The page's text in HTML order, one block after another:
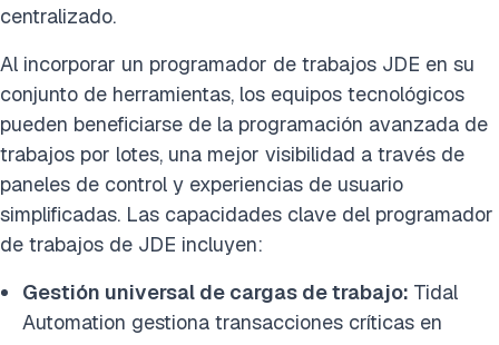
centralizado.
Al incorporar un programador de trabajos JDE en su
conjunto de herramientas, los equipos tecnológicos
pueden beneficiarse de la programación avanzada de
trabajos por lotes, una mejor visibilidad a través de
paneles de control y experiencias de usuario
simplificadas. Las capacidades clave del programador
de trabajos de JDE incluyen:
Gestión universal de cargas de trabajo: Tidal
Automation gestiona transacciones críticas en